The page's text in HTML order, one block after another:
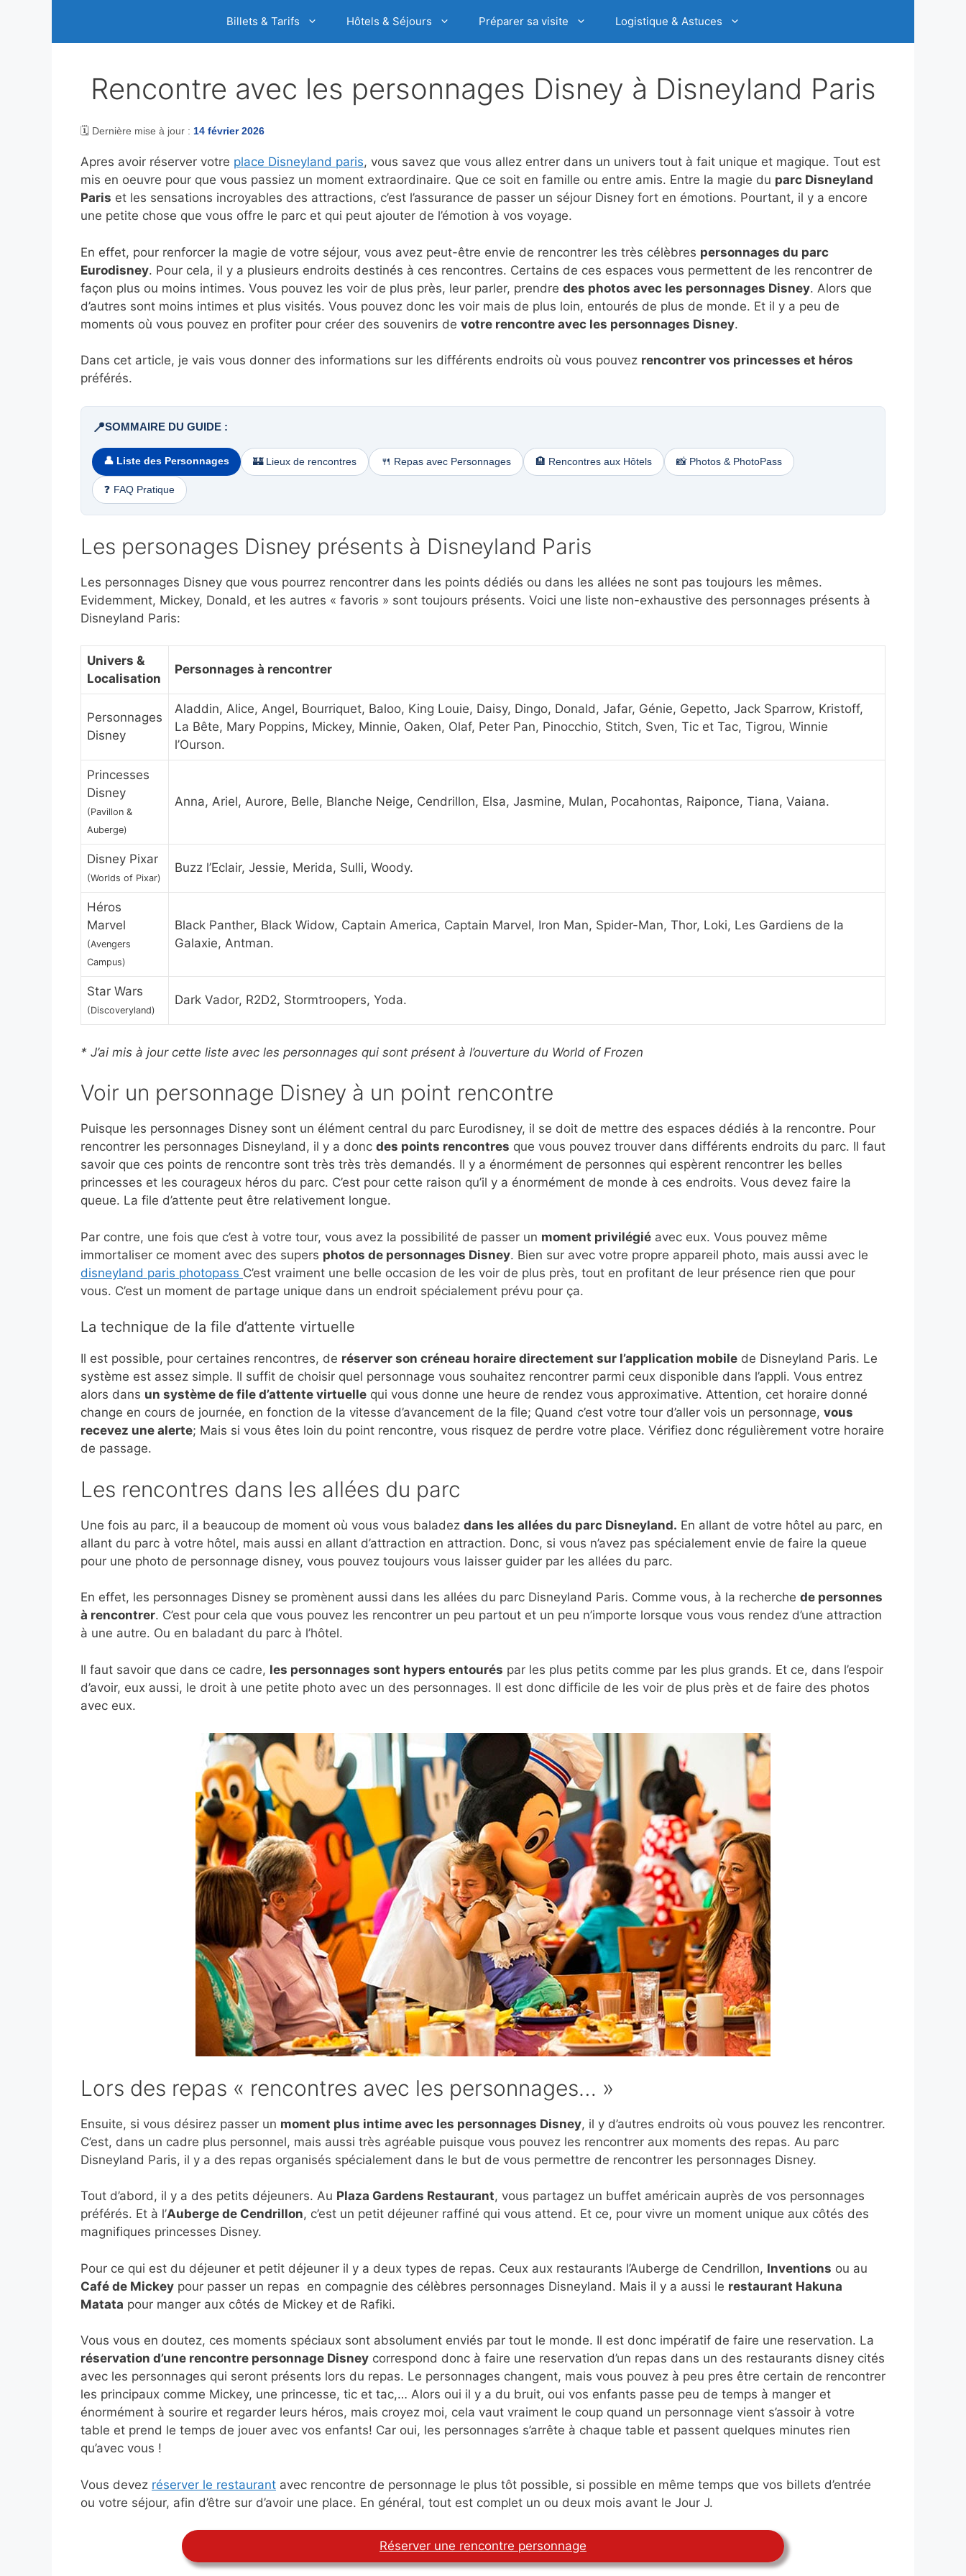
Billets & Tarifs Hôtels & Séjours Préparer sa visite Logistique & Astuces
Rencontre avec les personnages Disney à Disneyland Paris
🗓️ Dernière mise à jour : 14 février 2026
Apres avoir réserver votre place Disneyland paris, vous savez que vous allez entrer dans un univers tout à fait unique et magique. Tout est
mis en oeuvre pour que vous passiez un moment extraordinaire. Que ce soit en famille ou entre amis. Entre la magie du parc Disneyland
Paris et les sensations incroyables des attractions, c’est l’assurance de passer un séjour Disney fort en émotions. Pourtant, il y a encore
une petite chose que vous offre le parc et qui peut ajouter de l’émotion à vos voyage.
En effet, pour renforcer la magie de votre séjour, vous avez peut-être envie de rencontrer les très célèbres personnages du parc
Eurodisney. Pour cela, il y a plusieurs endroits destinés à ces rencontres. Certains de ces espaces vous permettent de les rencontrer de
façon plus ou moins intimes. Vous pouvez les voir de plus près, leur parler, prendre des photos avec les personnages Disney. Alors que
d’autres sont moins intimes et plus visités. Vous pouvez donc les voir mais de plus loin, entourés de plus de monde. Et il y a peu de
moments où vous pouvez en profiter pour créer des souvenirs de votre rencontre avec les personnages Disney.
Dans cet article, je vais vous donner des informations sur les différents endroits où vous pouvez rencontrer vos princesses et héros
préférés.
📍SOMMAIRE DU GUIDE :
👤 Liste des Personnages 🏰 Lieux de rencontres 🍴 Repas avec Personnages 🏨 Rencontres aux Hôtels 📸 Photos & PhotoPass
❓ FAQ Pratique
Les personages Disney présents à Disneyland Paris
Les personnages Disney que vous pourrez rencontrer dans les points dédiés ou dans les allées ne sont pas toujours les mêmes.
Evidemment, Mickey, Donald, et les autres « favoris » sont toujours présents. Voici une liste non-exhaustive des personnages présents à
Disneyland Paris:
Univers &
Localisation
Personnages à rencontrer
Personnages
Disney
Aladdin, Alice, Angel, Bourriquet, Baloo, King Louie, Daisy, Dingo, Donald, Jafar, Génie, Gepetto, Jack Sparrow, Kristoff,
La Bête, Mary Poppins, Mickey, Minnie, Oaken, Olaf, Peter Pan, Pinocchio, Stitch, Sven, Tic et Tac, Tigrou, Winnie
l’Ourson.
Princesses
Disney
(Pavillon &
Auberge)
Anna, Ariel, Aurore, Belle, Blanche Neige, Cendrillon, Elsa, Jasmine, Mulan, Pocahontas, Raiponce, Tiana, Vaiana.
Disney Pixar
(Worlds of Pixar)
Buzz l’Eclair, Jessie, Merida, Sulli, Woody.
Héros
Marvel
(Avengers
Campus)
Black Panther, Black Widow, Captain America, Captain Marvel, Iron Man, Spider-Man, Thor, Loki, Les Gardiens de la
Galaxie, Antman.
Star Wars
(Discoveryland)
Dark Vador, R2D2, Stormtroopers, Yoda.
* J’ai mis à jour cette liste avec les personnages qui sont présent à l’ouverture du World of Frozen
Voir un personnage Disney à un point rencontre
Puisque les personnages Disney sont un élément central du parc Eurodisney, il se doit de mettre des espaces dédiés à la rencontre. Pour
rencontrer les personnages Disneyland, il y a donc des points rencontres que vous pouvez trouver dans différents endroits du parc. Il faut
savoir que ces points de rencontre sont très très très demandés. Il y a énormément de personnes qui espèrent rencontrer les belles
princesses et les courageux héros du parc. C’est pour cette raison qu’il y a énormément de monde à ces endroits. Vous devez faire la
queue. La file d’attente peut être relativement longue.
Par contre, une fois que c’est à votre tour, vous avez la possibilité de passer un moment privilégié avec eux. Vous pouvez même
immortaliser ce moment avec des supers photos de personnages Disney. Bien sur avec votre propre appareil photo, mais aussi avec le
disneyland paris photopass C’est vraiment une belle occasion de les voir de plus près, tout en profitant de leur présence rien que pour
vous. C’est un moment de partage unique dans un endroit spécialement prévu pour ça.
La technique de la file d’attente virtuelle
Il est possible, pour certaines rencontres, de réserver son créneau horaire directement sur l’application mobile de Disneyland Paris. Le
système est assez simple. Il suffit de choisir quel personnage vous souhaitez rencontrer parmi ceux disponible dans l’appli. Vous entrez
alors dans un système de file d’attente virtuelle qui vous donne une heure de rendez vous approximative. Attention, cet horaire donné
change en cours de journée, en fonction de la vitesse d’avancement de la file; Quand c’est votre tour d’aller vois un personnage, vous
recevez une alerte; Mais si vous êtes loin du point rencontre, vous risquez de perdre votre place. Vérifiez donc régulièrement votre horaire
de passage.
Les rencontres dans les allées du parc
Une fois au parc, il a beaucoup de moment où vous vous baladez dans les allées du parc Disneyland. En allant de votre hôtel au parc, en
allant du parc à votre hôtel, mais aussi en allant d’attraction en attraction. Donc, si vous n’avez pas spécialement envie de faire la queue
pour une photo de personnage disney, vous pouvez toujours vous laisser guider par les allées du parc.
En effet, les personnages Disney se promènent aussi dans les allées du parc Disneyland Paris. Comme vous, à la recherche de personnes
à rencontrer. C’est pour cela que vous pouvez les rencontrer un peu partout et un peu n’importe lorsque vous vous rendez d’une attraction
à une autre. Ou en baladant du parc à l’hôtel.
Il faut savoir que dans ce cadre, les personnages sont hypers entourés par les plus petits comme par les plus grands. Et ce, dans l’espoir
d’avoir, eux aussi, le droit à une petite photo avec un des personnages. Il est donc difficile de les voir de plus près et de faire des photos
avec eux.
Lors des repas « rencontres avec les personnages… »
Ensuite, si vous désirez passer un moment plus intime avec les personnages Disney, il y d’autres endroits où vous pouvez les rencontrer.
C’est, dans un cadre plus personnel, mais aussi très agréable puisque vous pouvez les rencontrer aux moments des repas. Au parc
Disneyland Paris, il y a des repas organisés spécialement dans le but de vous permettre de rencontrer les personnages Disney.
Tout d’abord, il y a des petits déjeuners. Au Plaza Gardens Restaurant, vous partagez un buffet américain auprès de vos personnages
préférés. Et à l’Auberge de Cendrillon, c’est un petit déjeuner raffiné qui vous attend. Et ce, pour vivre un moment unique aux côtés des
magnifiques princesses Disney.
Pour ce qui est du déjeuner et petit déjeuner il y a deux types de repas. Ceux aux restaurants l’Auberge de Cendrillon, Inventions ou au
Café de Mickey pour passer un repas en compagnie des célèbres personnages Disneyland. Mais il y a aussi le restaurant Hakuna
Matata pour manger aux côtés de Mickey et de Rafiki.
Vous vous en doutez, ces moments spéciaux sont absolument enviés par tout le monde. Il est donc impératif de faire une reservation. La
réservation d’une rencontre personnage Disney correspond donc à faire une reservation d’un repas dans un des restaurants disney cités
avec les personnages qui seront présents lors du repas. Le personnages changent, mais vous pouvez à peu pres être certain de rencontrer
les principaux comme Mickey, une princesse, tic et tac,… Alors oui il y a du bruit, oui vos enfants passe peu de temps à manger et
énormément à sourire et regarder leurs héros, mais croyez moi, cela vaut vraiment le coup quand un personnage vient s’assoir à votre
table et prend le temps de jouer avec vos enfants! Car oui, les personnages s’arrête à chaque table et passent quelques minutes rien
qu’avec vous !
Vous devez réserver le restaurant avec rencontre de personnage le plus tôt possible, si possible en même temps que vos billets d’entrée
ou votre séjour, afin d’être sur d’avoir une place. En général, tout est complet un ou deux mois avant le Jour J.
Réserver une rencontre personnage